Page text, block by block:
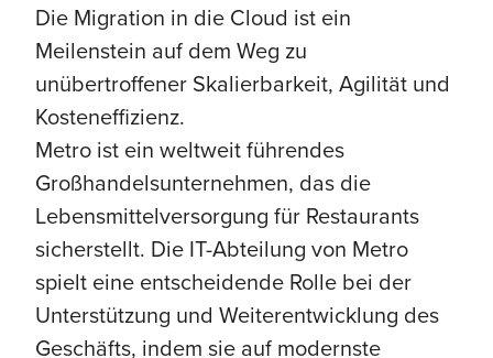
Die Migration in die Cloud ist ein
Meilenstein auf dem Weg zu
unübertroffener Skalierbarkeit, Agilität und
Kosteneffizienz.
Metro ist ein weltweit führendes
Großhandelsunternehmen, das die
Lebensmittelversorgung für Restaurants
sicherstellt. Die IT-Abteilung von Metro
spielt eine entscheidende Rolle bei der
Unterstützung und Weiterentwicklung des
Geschäfts, indem sie auf modernste